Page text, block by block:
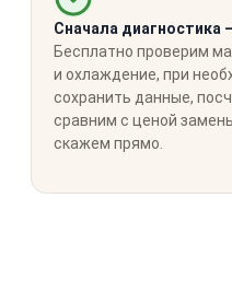
Сначала диагностика
Бесплатно проверим
и охлаждение, при
сохранить данные,
сравним с ценой
скажем прямо.